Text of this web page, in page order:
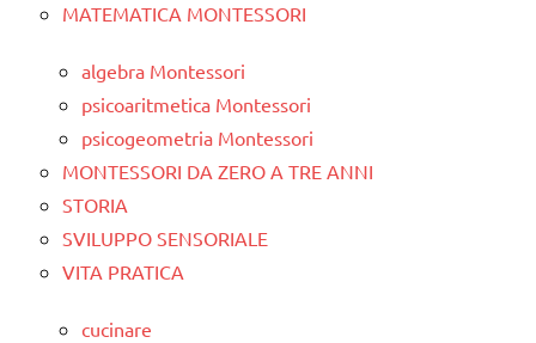
MATEMATICA MONTESSORI
algebra Montessori
psicoaritmetica Montessori
psicogeometria Montessori
MONTESSORI DA ZERO A TRE ANNI
STORIA
SVILUPPO SENSORIALE
VITA PRATICA
cucinare